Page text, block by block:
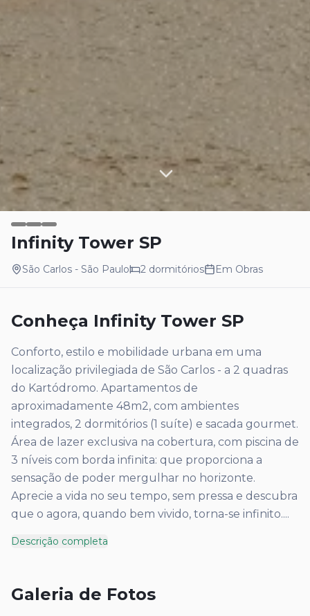
Infinity Tower SP
São Carlos - São Paulo 2 dormitórios Em Obras
Conheça Infinity Tower SP
Conforto, estilo e mobilidade urbana em uma
localização privilegiada de São Carlos - a 2 quadras
do Kartódromo. Apartamentos de
aproximadamente 48m2, com ambientes
integrados, 2 dormitórios (1 suíte) e sacada gourmet.
Área de lazer exclusiva na cobertura, com piscina de
3 níveis com borda infinita: que proporciona a
sensação de poder mergulhar no horizonte.
Aprecie a vida no seu tempo, sem pressa e descubra
que o agora, quando bem vivido, torna-se infinito....
Descrição completa
Galeria de Fotos